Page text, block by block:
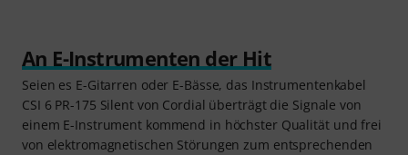
An E-Instrumenten der Hit
Seien es E-Gitarren oder E-Bässe, das Instrumentenkabel
CSI 6 PR-175 Silent von Cordial überträgt die Signale von
einem E-Instrument kommend in höchster Qualität und frei
von elektromagnetischen Störungen zum entsprechenden